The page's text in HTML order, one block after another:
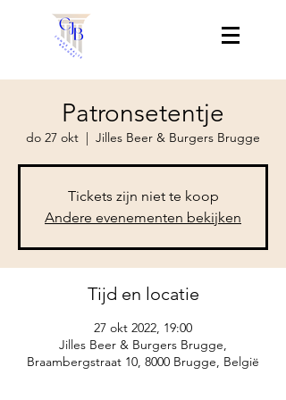
Patronsetentje
do 27 okt
  |
Jilles Beer & Burgers Brugge
Tickets zijn niet te koop
Andere evenementen bekijken
Tijd en locatie
27 okt 2022, 19:00
Jilles Beer & Burgers Brugge,
Braambergstraat 10, 8000 Brugge, België